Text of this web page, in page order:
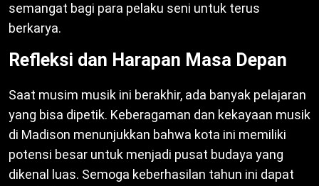
semangat bagi para pelaku seni untuk terus
berkarya.
Refleksi dan Harapan Masa Depan
Saat musim musik ini berakhir, ada banyak pelajaran
yang bisa dipetik. Keberagaman dan kekayaan musik
di Madison menunjukkan bahwa kota ini memiliki
potensi besar untuk menjadi pusat budaya yang
dikenal luas. Semoga keberhasilan tahun ini dapat